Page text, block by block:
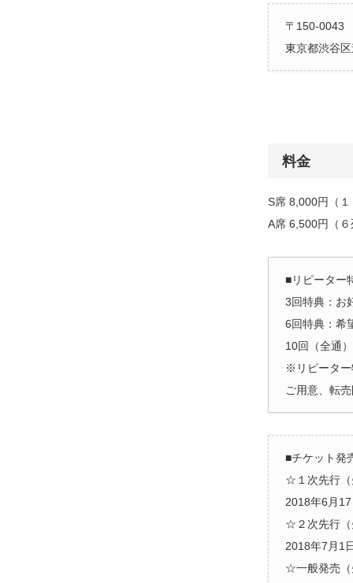
〒150-0043
東京都渋谷
料金
S席 8,000円（
A席 6,500円（
■リピーター
3回特典：お
6回特典：希
10回（全通
※リピーター
ご用意、転
■チケット発
☆１次先行（
2018年6月
☆２次先行（
2018年7月1
☆一般発売（